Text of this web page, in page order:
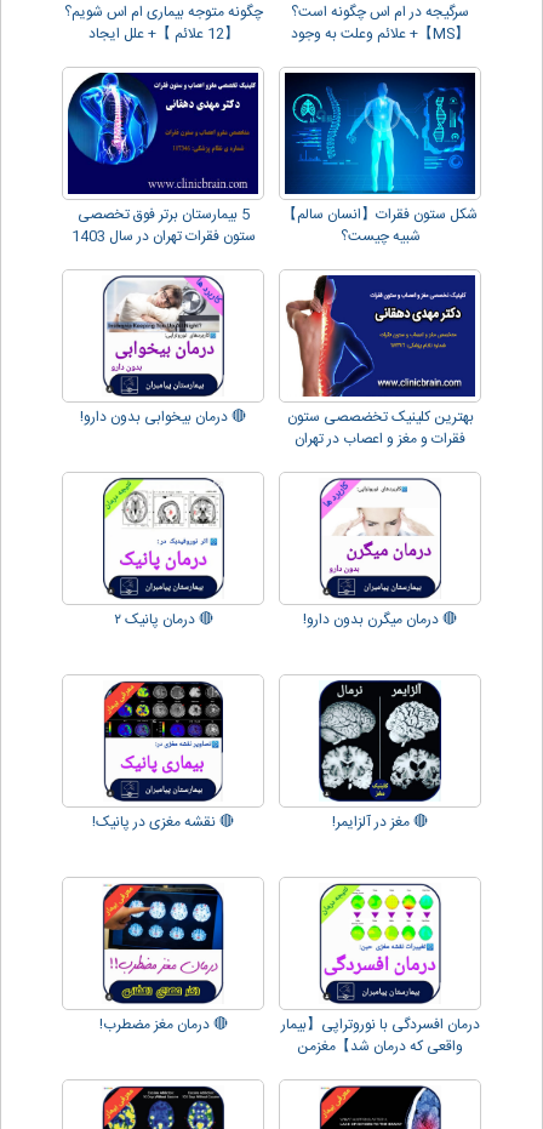
سرگیجه در ام اس چگونه است؟
【MS】+ علائم وعلت به وجود
چگونه متوجه بیماری ام اس شویم؟
【12 علائم 】+ علل ایجاد
شکل ستون فقرات【انسان سالم】
شبیه چیست؟
5 بیمارستان برتر فوق تخصصی
ستون فقرات تهران در سال 1403
بهترین کلینیک تخضصصی ستون
فقرات و مغز و اعصاب در تهران
🔴 درمان بیخوابی بدون دارو!
🔴 درمان میگرن بدون دارو! 🔴 درمان پانیک ۲
🔴 مغز در آلزایمر! 🔴 نقشه مغزی در پانیک!
درمان افسردگی با نوروتراپی【بیمار
واقعی که درمان شد】مغزمن
🔴 درمان مغز مضطرب!